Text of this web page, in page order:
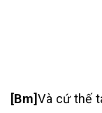
[Bm]Và cứ thế